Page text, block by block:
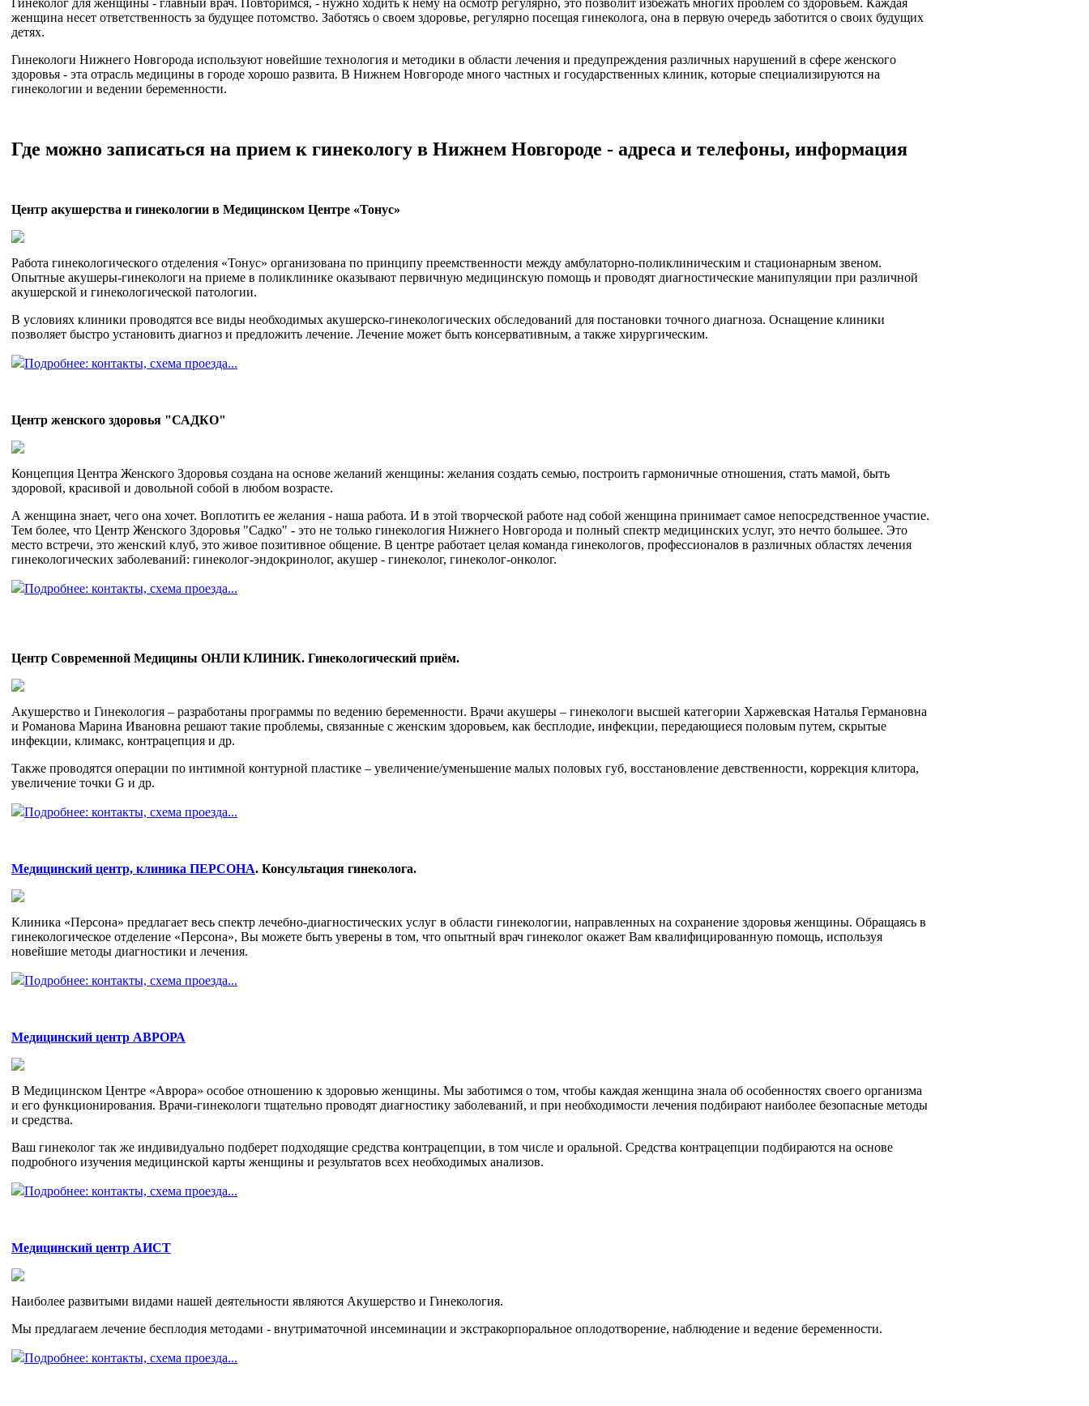
женщина несет ответственность за будущее потомство. Заботясь о своем здоровье, регулярно посещая гинеколога, она в первую очередь заботится о своих будущих
детях.
Гинекологи Нижнего Новгорода используют новейшие технология и методики в области лечения и предупреждения различных нарушений в сфере женского
здоровья - эта отрасль медицины в городе хорошо развита. В Нижнем Новгороде много частных и государственных клиник, которые специализируются на
гинекологии и ведении беременности.
Где можно записаться на прием к гинекологу в Нижнем Новгороде - адреса и телефоны, информация
Центр акушерства и гинекологии в Медицинском Центре «Тонус»
Работа гинекологического отделения «Тонус» организована по принципу преемственности между амбулаторно-поликлиническим и стационарным звеном.
Опытные акушеры-гинекологи на приеме в поликлинике оказывают первичную медицинскую помощь и проводят диагностические манипуляции при различной
акушерской и гинекологической патологии.
В условиях клиники проводятся все виды необходимых акушерско-гинекологических обследований для постановки точного диагноза. Оснащение клиники
позволяет быстро установить диагноз и предложить лечение. Лечение может быть консервативным, а также хирургическим.
Подробнее: контакты, схема проезда...
Центр женского здоровья "САДКО"
Концепция Центра Женского Здоровья создана на основе желаний женщины: желания создать семью, построить гармоничные отношения, стать мамой, быть
здоровой, красивой и довольной собой в любом возрасте.
А женщина знает, чего она хочет. Воплотить ее желания - наша работа. И в этой творческой работе над собой женщина принимает самое непосредственное участие.
Тем более, что Центр Женского Здоровья "Садко" - это не только гинекология Нижнего Новгорода и полный спектр медицинских услуг, это нечто большее. Это
место встречи, это женский клуб, это живое позитивное общение. В центре работает целая команда гинекологов, профессионалов в различных областях лечения
гинекологических заболеваний: гинеколог-эндокринолог, акушер - гинеколог, гинеколог-онколог.
Подробнее: контакты, схема проезда...
Центр Современной Медицины ОНЛИ КЛИНИК. Гинекологический приём.
Акушерство и Гинекология – разработаны программы по ведению беременности. Врачи акушеры – гинекологи высшей категории Харжевская Наталья Германовна
и Романова Марина Ивановна решают такие проблемы, связанные с женским здоровьем, как бесплодие, инфекции, передающиеся половым путем, скрытые
инфекции, климакс, контрацепция и др.
Также проводятся операции по интимной контурной пластике – увеличение/уменьшение малых половых губ, восстановление девственности, коррекция клитора,
увеличение точки G и др.
Подробнее: контакты, схема проезда...
Медицинский центр, клиника ПЕРСОНА. Консультация гинеколога.
Клиника «Персона» предлагает весь спектр лечебно-диагностических услуг в области гинекологии, направленных на сохранение здоровья женщины. Обращаясь в
гинекологическое отделение «Персона», Вы можете быть уверены в том, что опытный врач гинеколог окажет Вам квалифицированную помощь, используя
новейшие методы диагностики и лечения.
Подробнее: контакты, схема проезда...
Медицинский центр АВРОРА
В Медицинском Центре «Аврора» особое отношению к здоровью женщины. Мы заботимся о том, чтобы каждая женщина знала об особенностях своего организма
и его функционирования. Врачи-гинекологи тщательно проводят диагностику заболеваний, и при необходимости лечения подбирают наиболее безопасные методы
и средства.
Ваш гинеколог так же индивидуально подберет подходящие средства контрацепции, в том числе и оральной. Средства контрацепции подбираются на основе
подробного изучения медицинской карты женщины и результатов всех необходимых анализов.
Подробнее: контакты, схема проезда...
Медицинский центр АИСТ
Наиболее развитыми видами нашей деятельности являются Акушерство и Гинекология.
Мы предлагаем лечение бесплодия методами - внутриматочной инсеминации и экстракорпоральное оплодотворение, наблюдение и ведение беременности.
Подробнее: контакты, схема проезда...